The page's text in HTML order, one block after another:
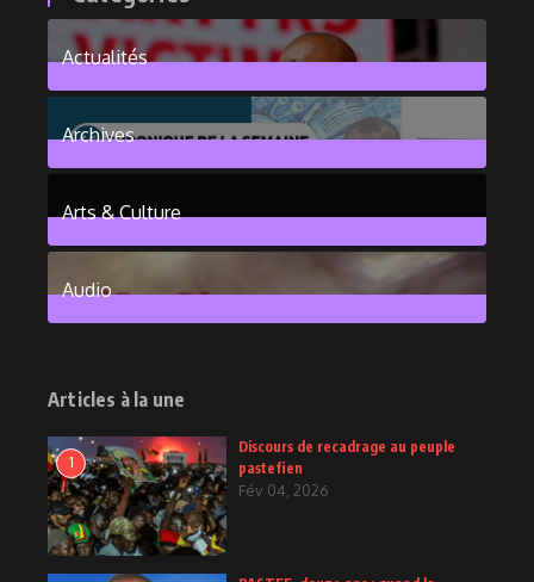
Actualités
376Posts
Archives
Arts & Culture
6Posts
Audio
Articles à la une
1
Discours de recadrage au peuple
pastefien
Fév 04, 2026